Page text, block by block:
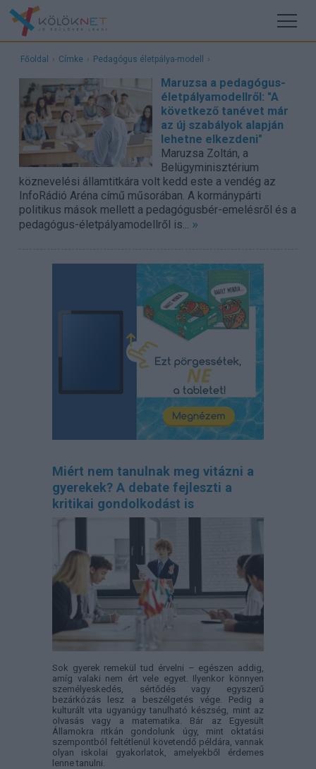
Főoldal › Címke › Pedagógus életpálya-modell ›
Maruzsa a pedagógus-
életpályamodellről: "A
következő tanévet már
az új szabályok alapján
lehetne elkezdeni"
Maruzsa Zoltán, a
Belügyminisztérium
köznevelési államtitkára volt kedd este a vendég az
InfoRádió Aréna című műsorában. A kormánypárti
politikus mások mellett a pedagógusbér-emelésről és a
pedagógus-életpályamodellről is... »
Miért nem tanulnak meg vitázni a
gyerekek? A debate fejleszti a
kritikai gondolkodást is
Sok gyerek remekül tud érvelni – egészen addig,
amíg valaki nem ért vele egyet. Ilyenkor könnyen
személyeskedés, sértődés vagy egyszerű
bezárkózás lesz a beszélgetés vége. Pedig a
kulturált vita ugyanúgy tanulható készség, mint az
olvasás vagy a matematika. Bár az Egyesült
Államokra ritkán gondolunk úgy, mint oktatási
szempontból feltétlenül követendő példára, vannak
olyan iskolai gyakorlatok, amelyekből érdemes
lenne tanulni.